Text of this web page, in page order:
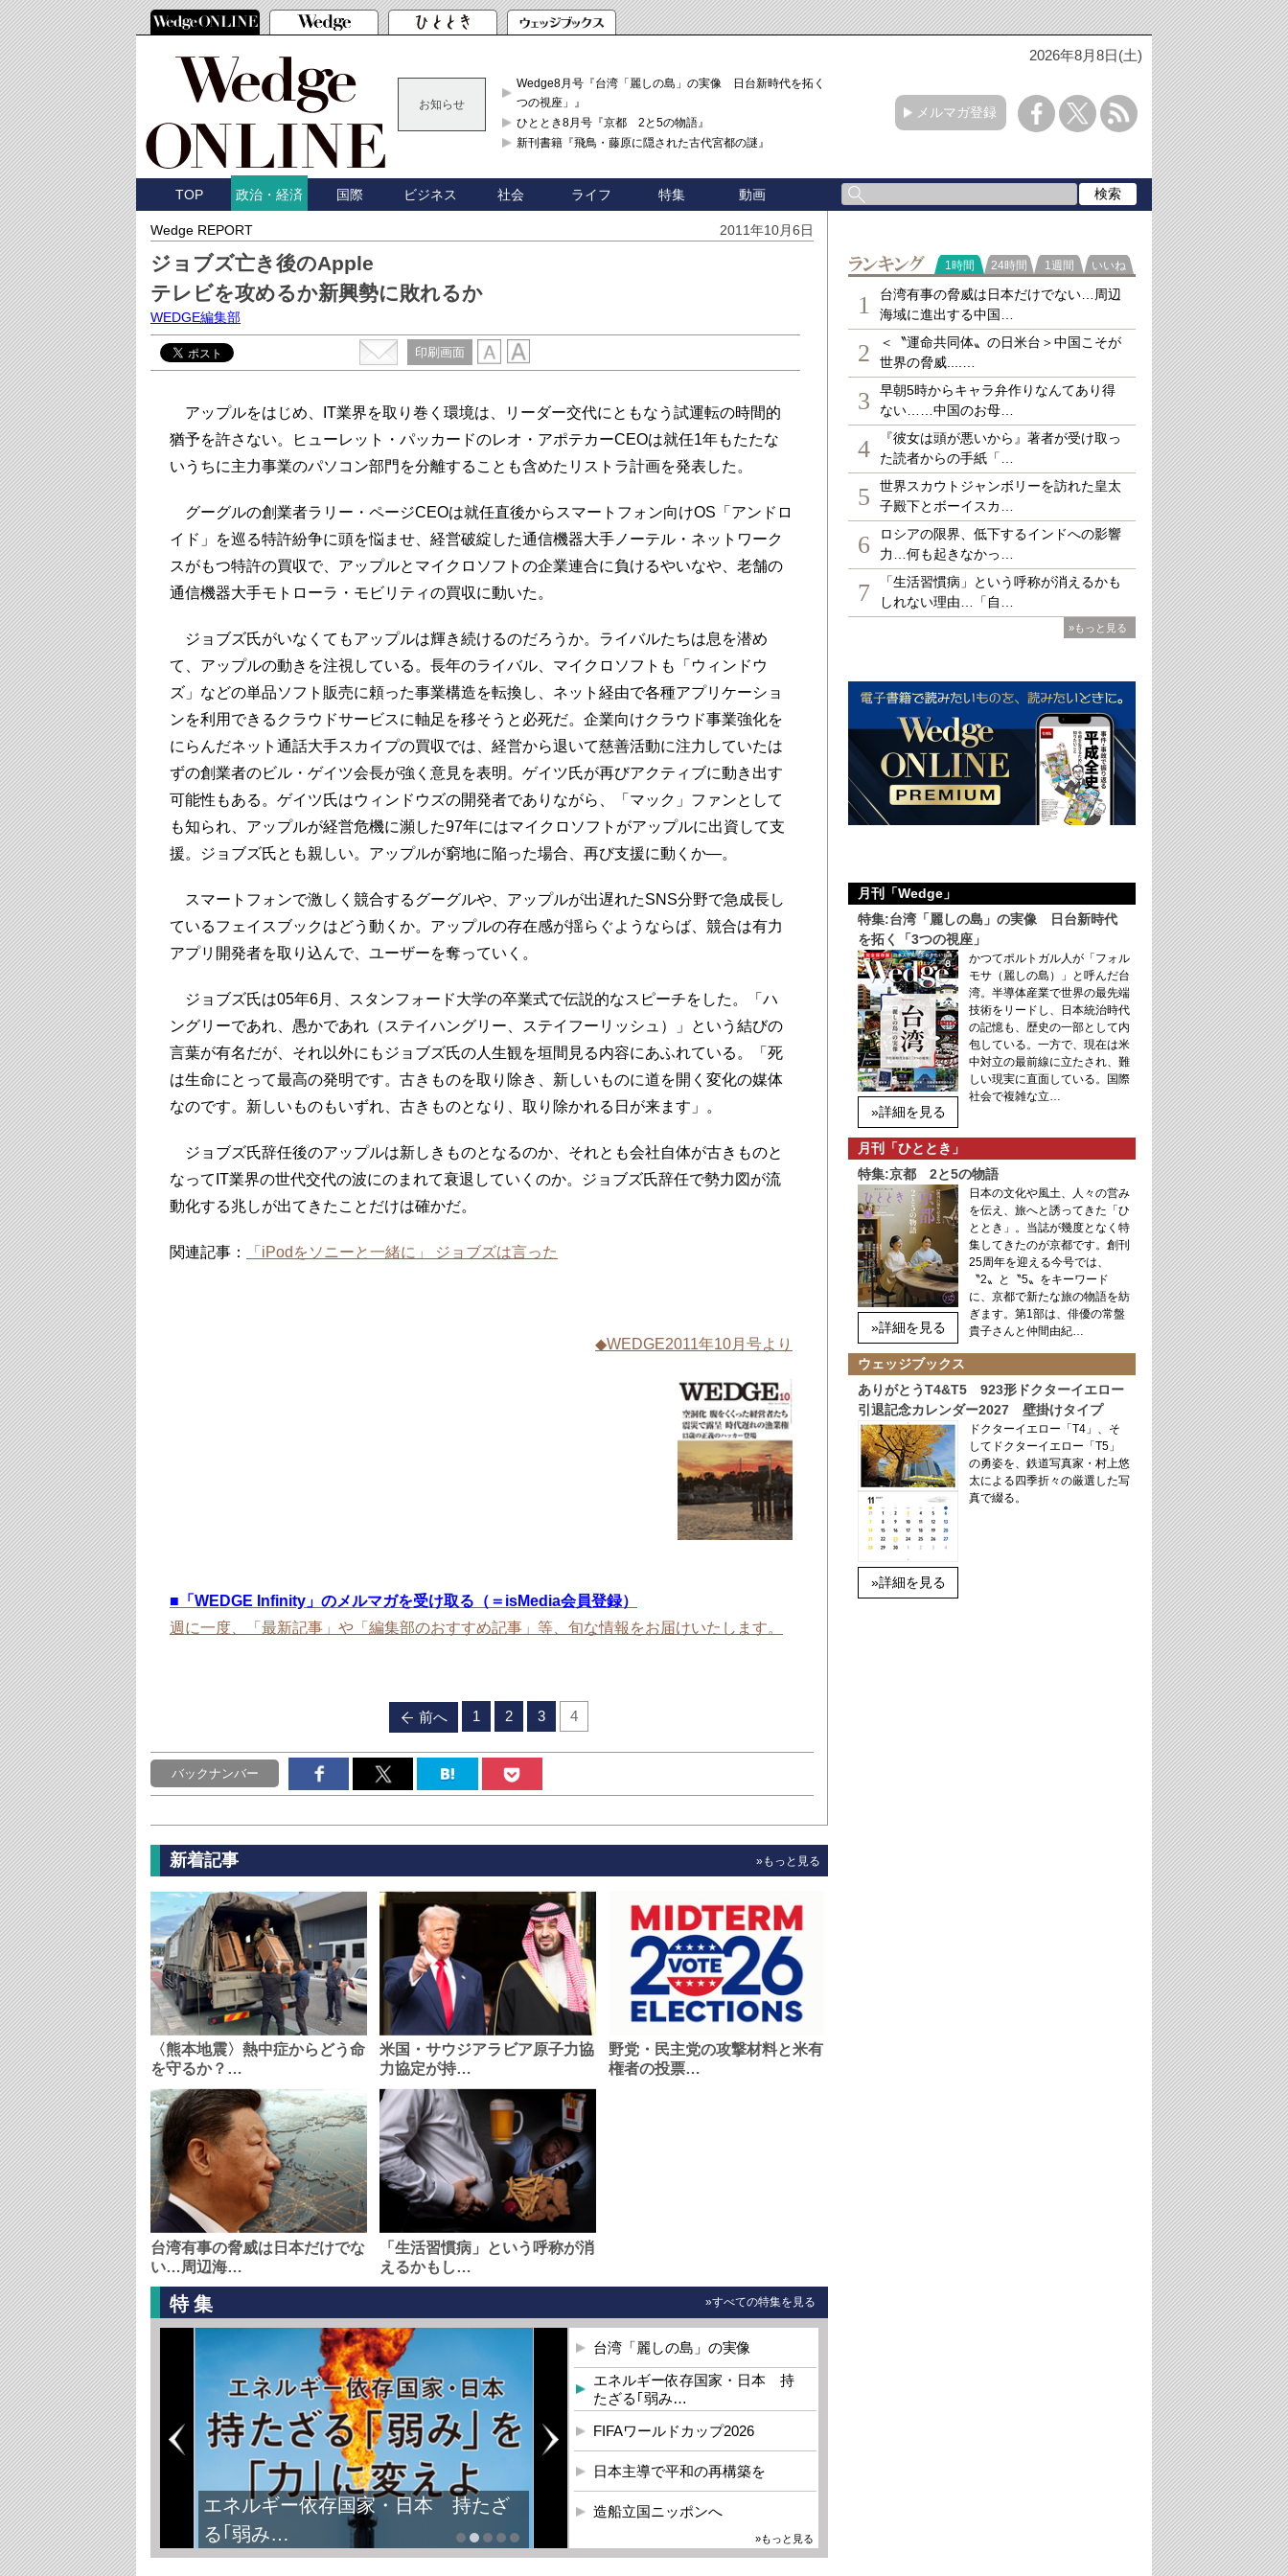
2026年8月8日(土)
お知らせ
Wedge8月号『台湾「麗しの島」の実像 日台新時代を拓く「3
つの視座」』
ひととき8月号『京都 2と5の物語』
新刊書籍『飛鳥・藤原に隠された古代宮都の謎』
メルマガ登録
TOP 政治・経済 国際 ビジネス 社会 ライフ 特集 動画
Wedge REPORT 2011年10月6日
ジョブズ亡き後のApple
テレビを攻めるか新興勢に敗れるか
WEDGE編集部
印刷画面
アップルをはじめ、IT業界を取り巻く環境は、リーダー交代にともなう試運転の時間的
猶予を許さない。ヒューレット・パッカードのレオ・アポテカーCEOは就任1年もたたな
いうちに主力事業のパソコン部門を分離することも含めたリストラ計画を発表した。
グーグルの創業者ラリー・ページCEOは就任直後からスマートフォン向けOS「アンドロ
イド」を巡る特許紛争に頭を悩ませ、経営破綻した通信機器大手ノーテル・ネットワーク
スがもつ特許の買収で、アップルとマイクロソフトの企業連合に負けるやいなや、老舗の
通信機器大手モトローラ・モビリティの買収に動いた。
ジョブズ氏がいなくてもアップルは輝き続けるのだろうか。ライバルたちは息を潜め
て、アップルの動きを注視している。長年のライバル、マイクロソフトも「ウィンドウ
ズ」などの単品ソフト販売に頼った事業構造を転換し、ネット経由で各種アプリケーショ
ンを利用できるクラウドサービスに軸足を移そうと必死だ。企業向けクラウド事業強化を
にらんだネット通話大手スカイプの買収では、経営から退いて慈善活動に注力していたは
ずの創業者のビル・ゲイツ会長が強く意見を表明。ゲイツ氏が再びアクティブに動き出す
可能性もある。ゲイツ氏はウィンドウズの開発者でありながら、「マック」ファンとして
も知られ、アップルが経営危機に瀕した97年にはマイクロソフトがアップルに出資して支
援。ジョブズ氏とも親しい。アップルが窮地に陥った場合、再び支援に動くか―。
スマートフォンで激しく競合するグーグルや、アップルが出遅れたSNS分野で急成長し
ているフェイスブックはどう動くか。アップルの存在感が揺らぐようならば、競合は有力
アプリ開発者を取り込んで、ユーザーを奪っていく。
ジョブズ氏は05年6月、スタンフォード大学の卒業式で伝説的なスピーチをした。「ハ
ングリーであれ、愚かであれ（ステイハングリー、ステイフーリッシュ）」という結びの
言葉が有名だが、それ以外にもジョブズ氏の人生観を垣間見る内容にあふれている。「死
は生命にとって最高の発明です。古きものを取り除き、新しいものに道を開く変化の媒体
なのです。新しいものもいずれ、古きものとなり、取り除かれる日が来ます」。
ジョブズ氏辞任後のアップルは新しきものとなるのか、それとも会社自体が古きものと
なってIT業界の世代交代の波にのまれて衰退していくのか。ジョブズ氏辞任で勢力図が流
動化する兆しが出てきたことだけは確かだ。
関連記事： 「iPodをソニーと一緒に」 ジョブズは言った
◆WEDGE2011年10月号より
■ 「WEDGE Infinity」のメルマガを受け取る（＝isMedia会員登録）
週に一度、「最新記事」や「編集部のおすすめ記事」等、旬な情報をお届けいたします。
前へ 1 2 3 4
バックナンバー
新着記事 »もっと見る
〈熊本地震〉熱中症からどう命
を守るか？…
米国・サウジアラビア原子力協
力協定が持…
野党・民主党の攻撃材料と米有
権者の投票…
台湾有事の脅威は日本だけでな
い…周辺海…
「生活習慣病」という呼称が消
えるかもし…
特集 »すべての特集を見る
エネルギー依存国家・日本 持たざ
る｢弱み…
台湾「麗しの島」の実像
エネルギー依存国家・日本 持
たざる｢弱み…
FIFAワールドカップ2026
日本主導で平和の再構築を
造船立国ニッポンへ
»もっと見る
ランキング
1時間 24時間 1週間 いいね
1
台湾有事の脅威は日本だけでない…周辺
海域に進出する中国…
2
＜〝運命共同体〟の日米台＞中国こそが
世界の脅威....…
3
早朝5時からキャラ弁作りなんてあり得
ない……中国のお母…
4
『彼女は頭が悪いから』著者が受け取っ
た読者からの手紙「…
5
世界スカウトジャンボリーを訪れた皇太
子殿下とボーイスカ…
6
ロシアの限界、低下するインドへの影響
力…何も起きなかっ…
7
「生活習慣病」という呼称が消えるかも
しれない理由…「自…
»もっと見る
月刊「Wedge」
特集:台湾「麗しの島」の実像 日台新時代
を拓く「3つの視座」
»詳細を見る
かつてポルトガル人が「フォル
モサ（麗しの島）」と呼んだ台
湾。半導体産業で世界の最先端
技術をリードし、日本統治時代
の記憶も、歴史の一部として内
包している。一方で、現在は米
中対立の最前線に立たされ、難
しい現実に直面している。国際
社会で複雑な立…
月刊「ひととき」
特集:京都 2と5の物語
»詳細を見る
日本の文化や風土、人々の営み
を伝え、旅へと誘ってきた「ひ
ととき」。当誌が幾度となく特
集してきたのが京都です。創刊
25周年を迎える今号では、
〝2〟と〝5〟をキーワード
に、京都で新たな旅の物語を紡
ぎます。第1部は、俳優の常盤
貴子さんと仲間由紀…
ウェッジブックス
ありがとうT4&T5 923形ドクターイエロー
引退記念カレンダー2027 壁掛けタイプ
»詳細を見る
ドクターイエロー「T4」、そ
してドクターイエロー「T5」
の勇姿を、鉄道写真家・村上悠
太による四季折々の厳選した写
真で綴る。